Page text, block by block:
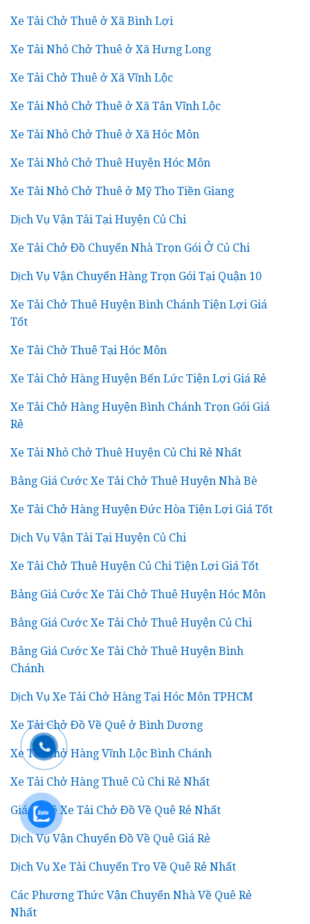
Xe Tải Chở Thuê ở Xã Bình Lợi
Xe Tải Nhỏ Chở Thuê ở Xã Hưng Long
Xe Tải Chở Thuê ở Xã Vĩnh Lộc
Xe Tải Nhỏ Chở Thuê ở Xã Tân Vĩnh Lộc
Xe Tải Nhỏ Chở Thuê ở Xã Hóc Môn
Xe Tải Nhỏ Chở Thuê Huyện Hóc Môn
Xe Tải Nhỏ Chở Thuê ở Mỹ Tho Tiền Giang
Dịch Vụ Vận Tải Tại Huyện Củ Chi
Xe Tải Chở Đồ Chuyển Nhà Trọn Gói Ở Củ Chi
Dịch Vụ Vận Chuyển Hàng Trọn Gói Tại Quận 10
Xe Tải Chở Thuê Huyện Bình Chánh Tiện Lợi Giá
Tốt
Xe Tải Chở Thuê Tại Hóc Môn
Xe Tải Chở Hàng Huyện Bến Lức Tiện Lợi Giá Rẻ
Xe Tải Chở Hàng Huyện Bình Chánh Trọn Gói Giá
Rẻ
Xe Tải Nhỏ Chở Thuê Huyện Củ Chi Rẻ Nhất
Bảng Giá Cước Xe Tải Chở Thuê Huyện Nhà Bè
Xe Tải Chở Hàng Huyện Đức Hòa Tiện Lợi Giá Tốt
Dịch Vụ Vận Tải Tại Huyện Củ Chi
Xe Tải Chở Thuê Huyện Củ Chi Tiện Lợi Giá Tốt
Bảng Giá Cước Xe Tải Chở Thuê Huyện Hóc Môn
Bảng Giá Cước Xe Tải Chở Thuê Huyện Củ Chi
Bảng Giá Cước Xe Tải Chở Thuê Huyện Bình
Chánh
Dịch Vụ Xe Tải Chở Hàng Tại Hóc Môn TPHCM
Xe Tải Chở Đồ Về Quê ở Bình Dương
Xe Tải Chở Hàng Vĩnh Lộc Bình Chánh
Xe Tải Chở Hàng Thuê Củ Chi Rẻ Nhất
Giá Thuê Xe Tải Chở Đồ Về Quê Rẻ Nhất
Dịch Vụ Vận Chuyển Đồ Về Quê Giá Rẻ
Dịch Vụ Xe Tải Chuyển Trọ Về Quê Rẻ Nhất
Các Phương Thức Vận Chuyển Nhà Về Quê Rẻ
Nhất